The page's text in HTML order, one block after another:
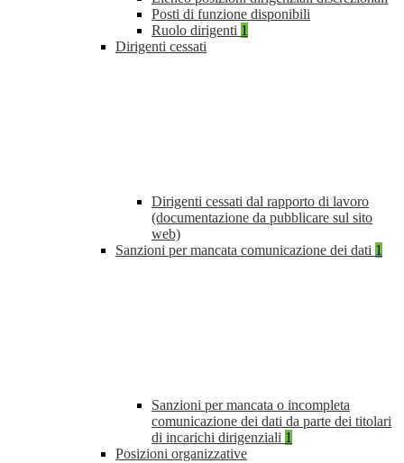
Posti di funzione disponibili
Ruolo dirigenti 1
Dirigenti cessati
Dirigenti cessati dal rapporto di lavoro
(documentazione da pubblicare sul sito
web)
Sanzioni per mancata comunicazione dei dati 1
Sanzioni per mancata o incompleta
comunicazione dei dati da parte dei titolari
di incarichi dirigenziali 1
Posizioni organizzative